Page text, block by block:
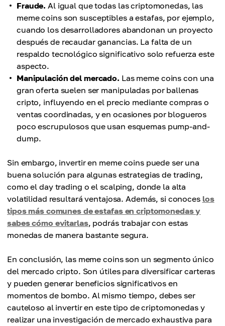
Fraude. Al igual que todas las criptomonedas, las
meme coins son susceptibles a estafas, por ejemplo,
cuando los desarrolladores abandonan un proyecto
después de recaudar ganancias. La falta de un
respaldo tecnológico significativo solo refuerza este
aspecto.
Manipulación del mercado. Las meme coins con una
gran oferta suelen ser manipuladas por ballenas
cripto, influyendo en el precio mediante compras o
ventas coordinadas, y en ocasiones por blogueros
poco escrupulosos que usan esquemas pump-and-
dump.
Sin embargo, invertir en meme coins puede ser una
buena solución para algunas estrategias de trading,
como el day trading o el scalping, donde la alta
volatilidad resultará ventajosa. Además, si conoces los
tipos más comunes de estafas en criptomonedas y
sabes cómo evitarlas, podrás trabajar con estas
monedas de manera bastante segura.
En conclusión, las meme coins son un segmento único
del mercado cripto. Son útiles para diversificar carteras
y pueden generar beneficios significativos en
momentos de bombo. Al mismo tiempo, debes ser
cauteloso al invertir en este tipo de criptomonedas y
realizar una investigación de mercado exhaustiva para